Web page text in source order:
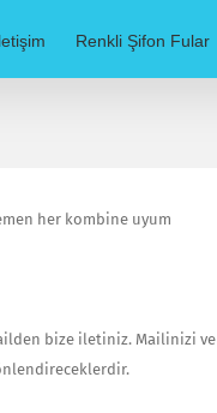
Renkli Şifon Fular
her kombine uyum
bize iletiniz. Mailinizi ve